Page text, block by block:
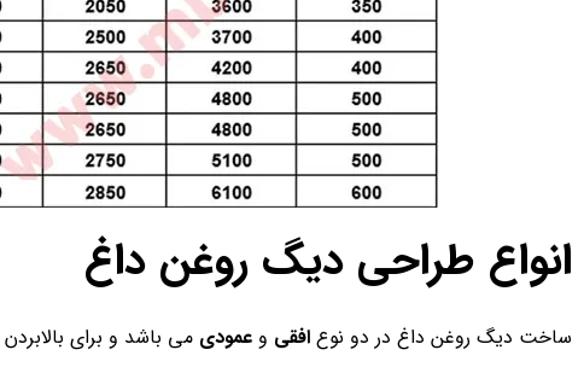
انواع طراحی دیگ روغن داغ
ساخت دیگ روغن داغ در دو نوع افقی و عمودی می باشد و برای بالابردن کارایی